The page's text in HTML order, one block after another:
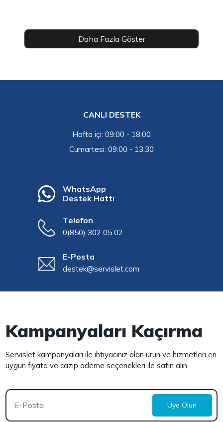
Daha Fazla Göster
CANLI DESTEK
Hafta içi: 09:00 - 18:00
Cumartesi: 09:00 - 13:30
WhatsApp
Destek Hattı
Telefon
0(850) 302 05 02
E-Posta
destek@servislet.com
Kampanyaları Kaçırma
Servislet kampanyaları ile ihtiyacınız olan ürün ve hizmetleri en
uygun fiyata ve cazip ödeme seçenekleri ile satın alın.
Üye Olun